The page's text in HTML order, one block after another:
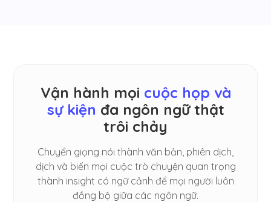
Vận hành mọi cuộc họp và
sự kiện đa ngôn ngữ thật
trôi chảy
Chuyển giọng nói thành văn bản, phiên dịch,
dịch và biến mọi cuộc trò chuyện quan trọng
thành insight có ngữ cảnh để mọi người luôn
đồng bộ giữa các ngôn ngữ.